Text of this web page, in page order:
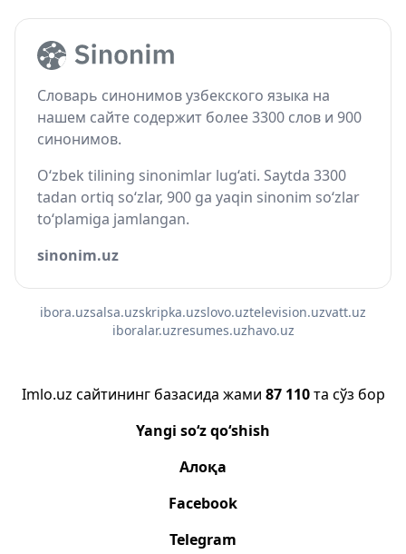
Словарь синонимов узбекского языка на
нашем сайте содержит более 3300 слов и 900
синонимов.
O‘zbek tilining sinonimlar lug‘ati. Saytda 3300
tadan ortiq so‘zlar, 900 ga yaqin sinonim so‘zlar
to‘plamiga jamlangan.
sinonim.uz
ibora.uzsalsa.uzskripka.uzslovo.uztelevision.uzvatt.uz
iboralar.uzresumes.uzhavo.uz
Imlo.uz сайтининг базасида жами 87 110та сўз бор
Yangi so‘z qo‘shish
Алоқа
Facebook
Telegram